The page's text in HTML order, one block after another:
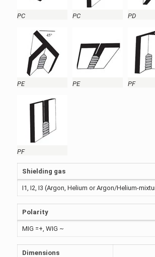
PC PC PD
PE PE PF
PF
Shielding gas
I1, I2, I3 (Argon, Helium or Argon/Helium-
Polarity
MIG =+, WIG ~
Dimensions